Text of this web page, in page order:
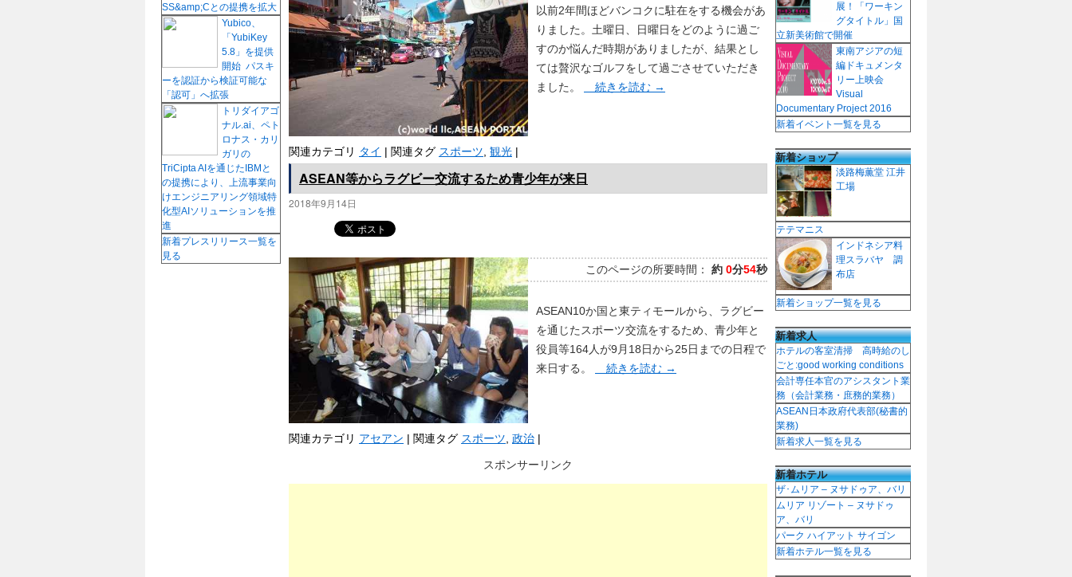
以前2年間ほどバンコクに駐在をする機会があ
りました。土曜日、日曜日をどのように過ご
すのか悩んだ時期がありましたが、結果とし
ては贅沢なゴルフをして過ごさせていただき
ました。
続きを読む →
関連カテゴリ タイ | 関連タグ スポーツ 観光 |
ASEAN等からラグビー交流するため青少年が来日
2018年9月14日
このページの所要時間： 約 0分54秒
ASEAN10か国と東ティモールから、ラグビー
を通じたスポーツ交流をするため、青少年と
役員等164人が9月18日から25日までの日程で
来日する。
続きを読む →
関連カテゴリ アセアン | 関連タグ スポーツ 政治 |
スポンサーリンク
SS&amp;Cとの提携を拡大
Yubico、
「YubiKey
5.8」を提供
開始 パスキ
ーを認証から検証可能な
「認可」へ拡張
トリダイアゴ
ナル.ai、ペト
ロナス・カリ
ガリの
TriCipta AIを通じたIBMと
の提携により、上流事業向
けエンジニアリング領域特
化型AIソリューションを推
進
新着プレスリリース一覧を
見る
展！「ワーキン
グタイトル」国
立新美術館で開催
東南アジアの短
編ドキュメンタ
リー上映会
Visual
Documentary Project 2016
新着イベント一覧を見る
新着ショップ
淡路梅薫堂 江井
工場
テテマニス
インドネシア料
理スラバヤ 調
布店
新着ショップ一覧を見る
新着求人
ホテルの客室清掃 高時給のし
ごと:good working conditions
会計専任本官のアシスタント業
務（会計業務・庶務的業務）
ASEAN日本政府代表部(秘書的
業務)
新着求人一覧を見る
新着ホテル
ザ･ムリア – ヌサドゥア、バリ
ムリア リゾート – ヌサドゥ
ア、バリ
パーク ハイアット サイゴン
新着ホテル一覧を見る